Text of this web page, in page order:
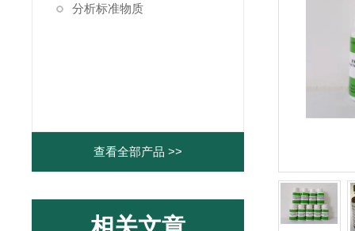
分析标准物质
查看全部产品 >>